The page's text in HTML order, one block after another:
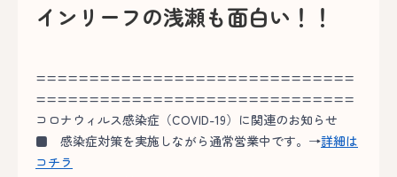
インリーフの浅瀬も面白い！！
==============================
==============================
コロナウィルス感染症（COVID-19）に関連のお知らせ
■ 感染症対策を実施しながら通常営業中です。→詳細は
コチラ